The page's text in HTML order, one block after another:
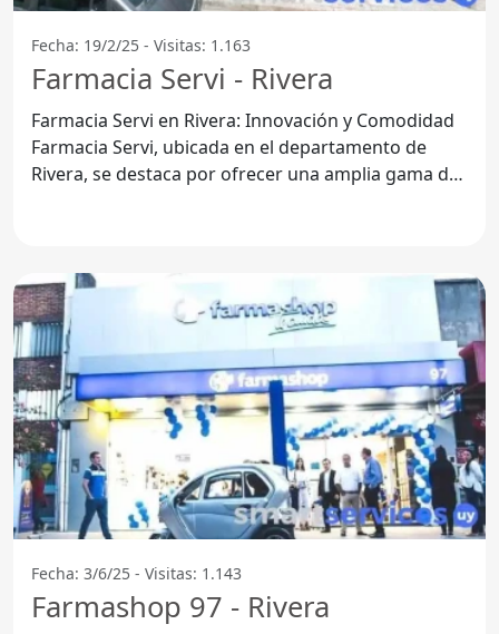
Fecha: 19/2/25 - Visitas: 1.163
Farmacia Servi - Rivera
Farmacia Servi en Rivera: Innovación y Comodidad
Farmacia Servi, ubicada en el departamento de
Rivera, se destaca por ofrecer una amplia gama de
Fecha: 3/6/25 - Visitas: 1.143
Farmashop 97 - Rivera